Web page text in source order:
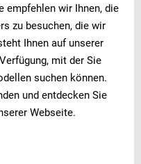
empfehlen wir Ihnen, die
zu besuchen, die wir
Ihnen auf unserer
mit der Sie
suchen können.
und entdecken Sie
Webseite.